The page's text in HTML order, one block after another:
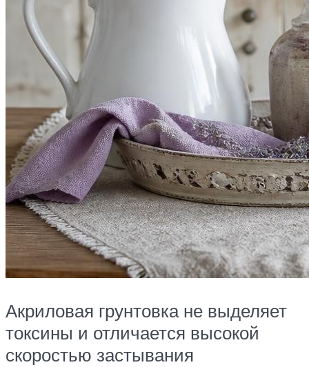
Акриловая грунтовка не выделяет
токсины и отличается высокой
скоростью застывания